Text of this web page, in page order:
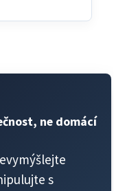
ne domácí
s